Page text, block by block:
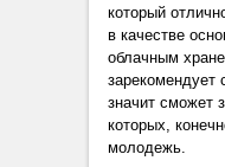
который
в качестве
облачным
зарекомендует
значит сможет
которых,
молодежь.